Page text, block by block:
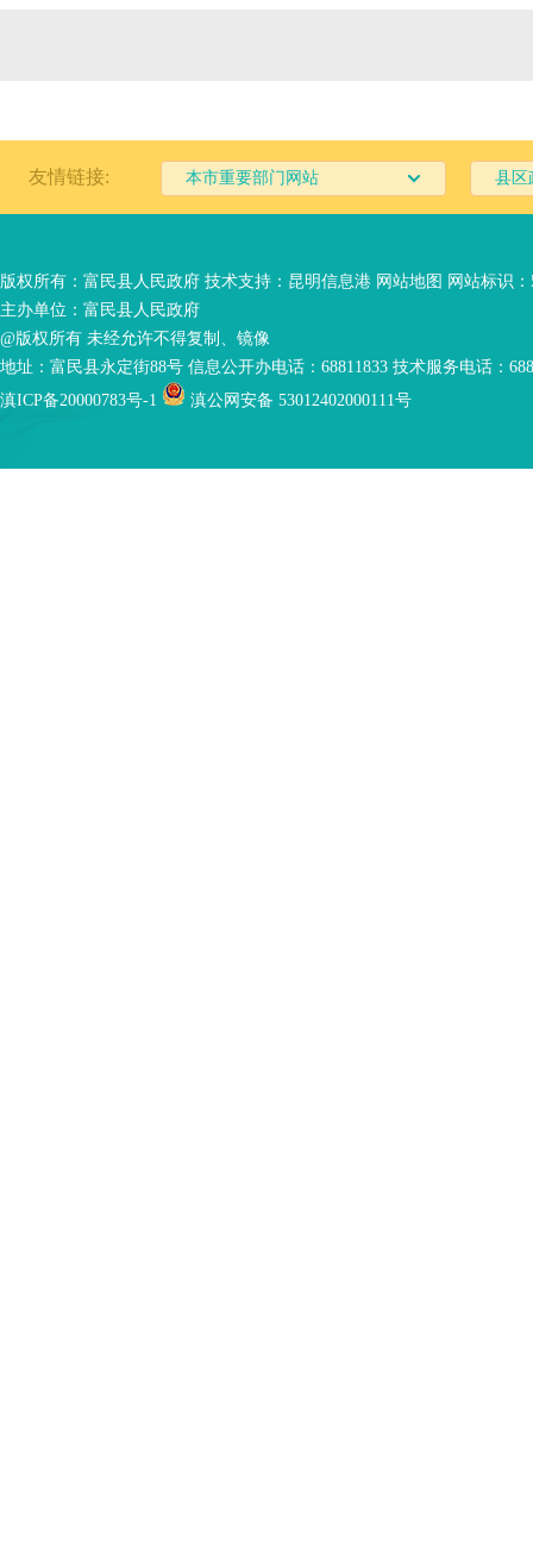
友情链接: 本市重要部门网站 县区
版权所有：富民县人民政府 技术支持： 昆明信息港 网站地图 网站标识：
主办单位：富民县人民政府
@版权所有 未经允许不得复制、镜像
地址：富民县永定街88号 信息公开办电话：68811833 技术服务电话：
滇ICP备20000783号-1
滇公网安备 53012402000111号